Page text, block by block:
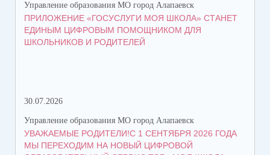
Управление образования МО город Алапаевск
ПРИЛОЖЕНИЕ «ГОСУСЛУГИ МОЯ ШКОЛА» СТАНЕТ
ЕДИНЫМ ЦИФРОВЫМ ПОМОЩНИКОМ ДЛЯ
ШКОЛЬНИКОВ И РОДИТЕЛЕЙ
30.07.2026
Управление образования МО город Алапаевск
УВАЖАЕМЫЕ РОДИТЕЛИ!С 1 СЕНТЯБРЯ 2026 ГОДА
МЫ ПЕРЕХОДИМ НА НОВЫЙ ЦИФРОВОЙ